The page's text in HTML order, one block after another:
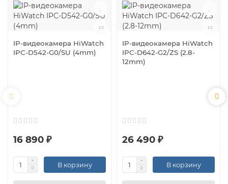
IP-видеокамера HiWatch
IPC-D542-G0/SU (4mm)
16 890 ₽
В корзину
IP-видеокамера HiWatch
IPC-D642-G2/ZS (2.8-
12mm)
26 490 ₽
В корзину